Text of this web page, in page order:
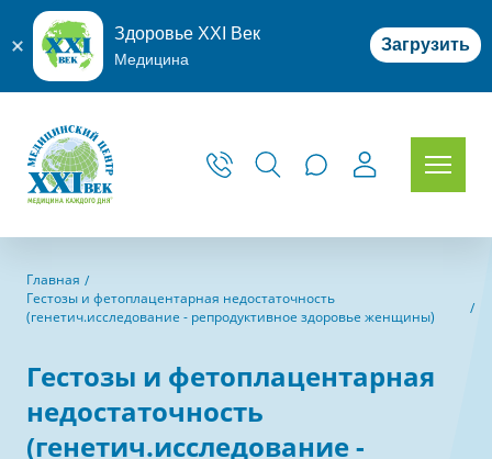
Здоровье XXI Век
Медицина
Загрузить
Главная
Гестозы и фетоплацентарная недостаточность
(генетич.исследование - репродуктивное здоровье женщины)
Гестозы и фетоплацентарная
недостаточность
(генетич.исследование -